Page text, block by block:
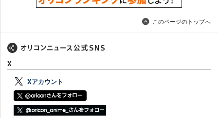
このページのトップへ
X
Xアカウント